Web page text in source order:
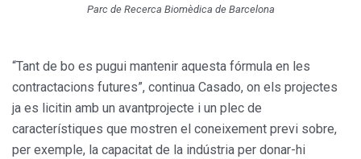
Parc de Recerca Biomèdica de Barcelona
“Tant de bo es pugui mantenir aquesta fórmula en les
contractacions futures”, continua Casado, on els projectes
ja es licitin amb un avantprojecte i un plec de
característiques que mostren el coneixement previ sobre,
per exemple, la capacitat de la indústria per donar-hi